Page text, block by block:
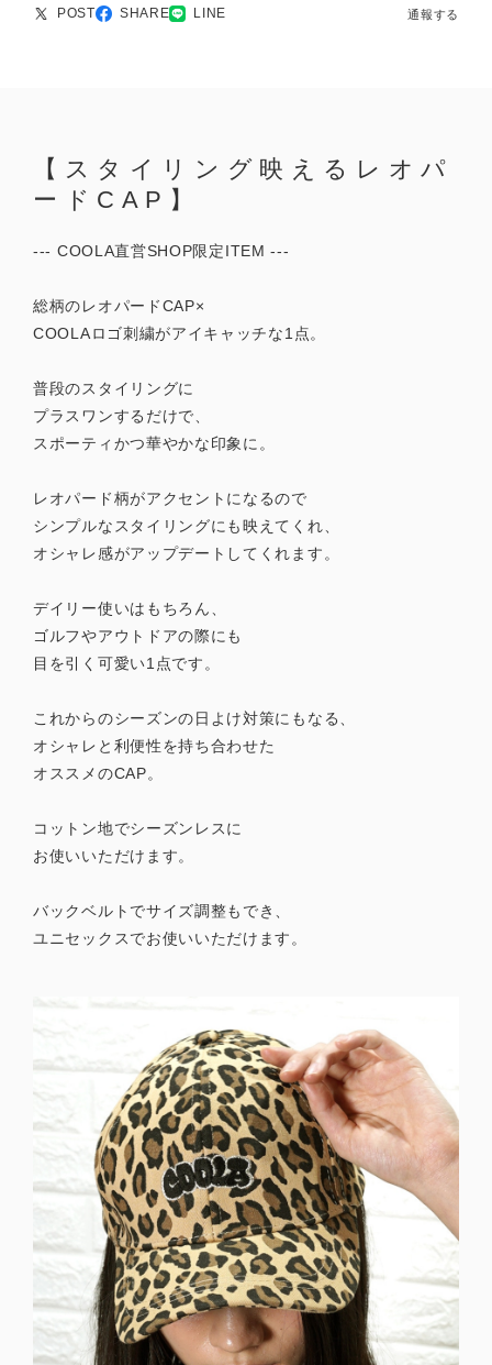
POST SHARE LINE 通報する
【スタイリング映えるレオパ
ードCAP】
--- COOLA直営SHOP限定ITEM ---
総柄のレオパードCAP×
COOLAロゴ刺繍がアイキャッチな1点。
普段のスタイリングに
プラスワンするだけで、
スポーティかつ華やかな印象に。
レオパード柄がアクセントになるので
シンプルなスタイリングにも映えてくれ、
オシャレ感がアップデートしてくれます。
デイリー使いはもちろん、
ゴルフやアウトドアの際にも
目を引く可愛い1点です。
これからのシーズンの日よけ対策にもなる、
オシャレと利便性を持ち合わせた
オススメのCAP。
コットン地でシーズンレスに
お使いいただけます。
バックベルトでサイズ調整もでき、
ユニセックスでお使いいただけます。